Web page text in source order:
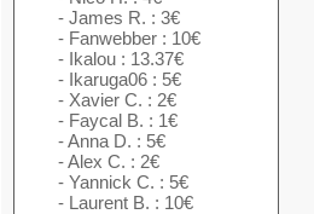
- James R. : 3€
- Fanwebber : 10€
- Ikalou : 13.37€
- Ikaruga06 : 5€
- Xavier C. : 2€
- Faycal B. : 1€
- Anna D. : 5€
- Alex C. : 2€
- Yannick C. : 5€
- Laurent B. : 10€